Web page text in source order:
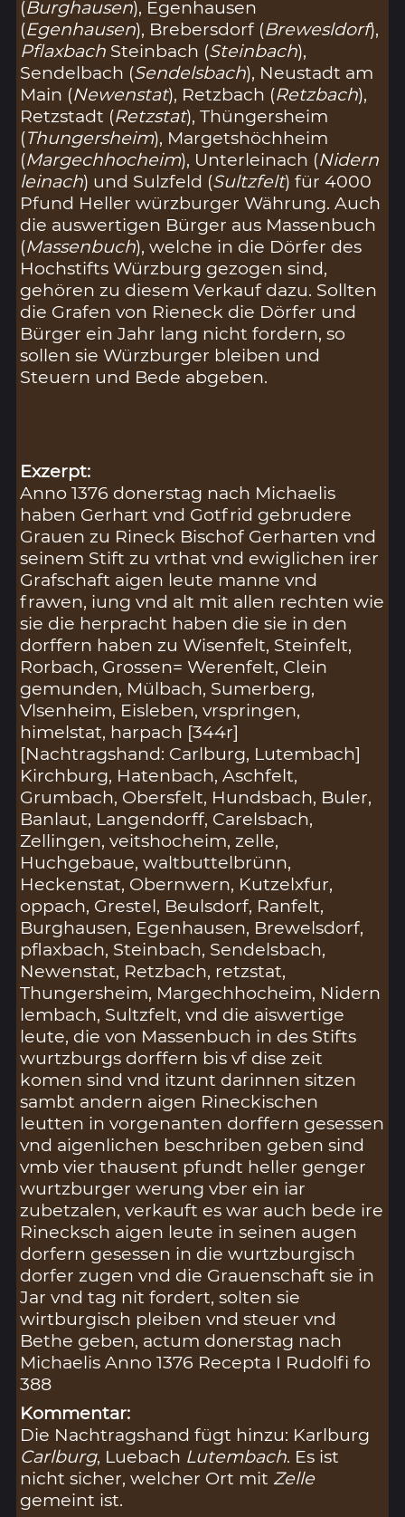
(Burghausen), Egenhausen
(Egenhausen), Brebersdorf (Brewesldorf),
Pflaxbach Steinbach (Steinbach),
Sendelbach (Sendelsbach), Neustadt am
Main (Newenstat), Retzbach (Retzbach),
Retzstadt (Retzstat), Thüngersheim
(Thungersheim), Margetshöchheim
(Margechhocheim), Unterleinach (Nidern
leinach) und Sulzfeld (Sultzfelt) für 4000
Pfund Heller würzburger Währung. Auch
die auswertigen Bürger aus Massenbuch
(Massenbuch), welche in die Dörfer des
Hochstifts Würzburg gezogen sind,
gehören zu diesem Verkauf dazu. Sollten
die Grafen von Rieneck die Dörfer und
Bürger ein Jahr lang nicht fordern, so
sollen sie Würzburger bleiben und
Steuern und Bede abgeben.
Exzerpt:
Anno 1376 donerstag nach Michaelis
haben Gerhart vnd Gotfrid gebrudere
Grauen zu Rineck Bischof Gerharten vnd
seinem Stift zu vrthat vnd ewiglichen irer
Grafschaft aigen leute manne vnd
frawen, iung vnd alt mit allen rechten wie
sie die herpracht haben die sie in den
dorffern haben zu Wisenfelt, Steinfelt,
Rorbach, Grossen= Werenfelt, Clein
gemunden, Mülbach, Sumerberg,
Vlsenheim, Eisleben, vrspringen,
himelstat, harpach [344r]
[Nachtragshand: Carlburg, Lutembach]
Kirchburg, Hatenbach, Aschfelt,
Grumbach, Obersfelt, Hundsbach, Buler,
Banlaut, Langendorff, Carelsbach,
Zellingen, veitshocheim, zelle,
Huchgebaue, waltbuttelbrünn,
Heckenstat, Obernwern, Kutzelxfur,
oppach, Grestel, Beulsdorf, Ranfelt,
Burghausen, Egenhausen, Brewelsdorf,
pflaxbach, Steinbach, Sendelsbach,
Newenstat, Retzbach, retzstat,
Thungersheim, Margechhocheim, Nidern
lembach, Sultzfelt, vnd die aiswertige
leute, die von Massenbuch in des Stifts
wurtzburgs dorffern bis vf dise zeit
komen sind vnd itzunt darinnen sitzen
sambt andern aigen Rineckischen
leutten in vorgenanten dorffern gesessen
vnd aigenlichen beschriben geben sind
vmb vier thausent pfundt heller genger
wurtzburger werung vber ein iar
zubetzalen, verkauft es war auch bede ire
Rinecksch aigen leute in seinen augen
dorfern gesessen in die wurtzburgisch
dorfer zugen vnd die Grauenschaft sie in
Jar vnd tag nit fordert, solten sie
wirtburgisch pleiben vnd steuer vnd
Bethe geben, actum donerstag nach
Michaelis Anno 1376 Recepta I Rudolfi fo
388
Kommentar:
Die Nachtragshand fügt hinzu: Karlburg
Carlburg, Luebach Lutembach. Es ist
nicht sicher, welcher Ort mit Zelle
gemeint ist.